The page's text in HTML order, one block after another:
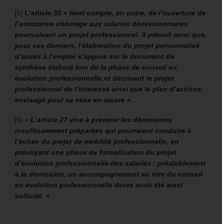
[5] L’article 35 « tient compte, en outre, de l’ouverture de
l’assurance chômage aux salariés démissionnaires
poursuivant un projet professionnel. Il prévoit ainsi que,
pour ces derniers, l’élaboration du projet personnalisé
d’accès à l’emploi s’appuie sur le document de
synthèse élaboré lors de la phase de conseil en
évolution professionnelle et décrivant le projet
professionnel de l’intéressé ainsi que le plan d’actions
envisagé pour sa mise en œuvre ».
[6] « L’article 27 vise à prévenir les démissions
insuffisamment préparées qui pourraient conduire à
l’échec du projet de mobilité professionnelle, en
prévoyant une phase de formalisation du projet
d’évolution professionnelle des salariés : préalablement
à la démission, un accompagnement au titre du conseil
en évolution professionnelle devra avoir été ainsi
sollicité. »